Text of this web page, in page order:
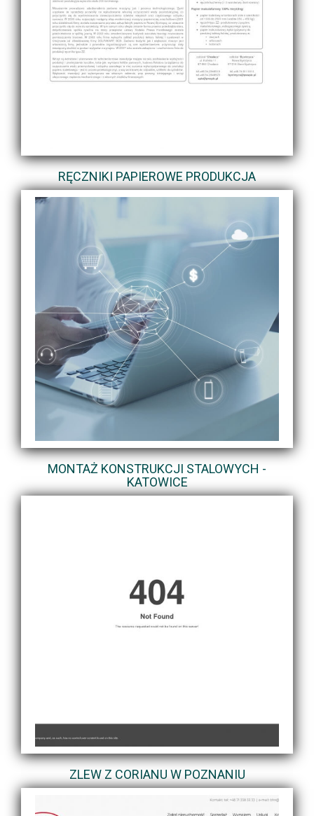
RĘCZNIKI PAPIEROWE PRODUKCJA
MONTAŻ KONSTRUKCJI STALOWYCH -
KATOWICE
ZLEW Z CORIANU W POZNANIU